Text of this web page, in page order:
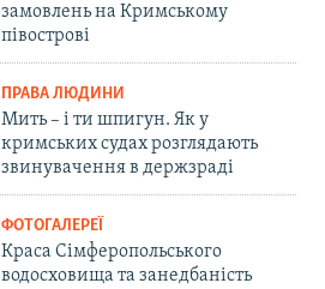
замовлень на Кримському
півострові
ПРАВА ЛЮДИНИ
Мить – і ти шпигун. Як у
кримських судах розглядають
звинувачення в держзраді
ФОТОГАЛЕРЕЇ
Краса Сімферопольського
водосховища та занедбаність